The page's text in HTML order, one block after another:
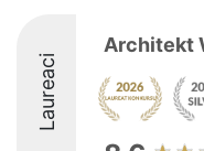
Laureaci
Architekt